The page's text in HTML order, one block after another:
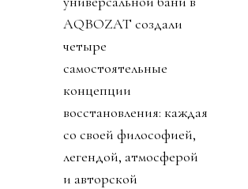
AQBOZAT создали
четыре
самостоятельные
концепции
восстановления: каждая
со своей философией,
легендой, атмосферой
и авторской